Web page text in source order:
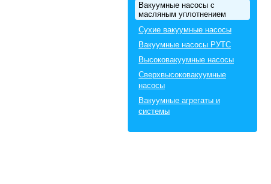
Вакуумные насосы с
масляным уплотнением
Сухие вакуумные насосы
Вакуумные насосы РУТС
Высоковакуумные насосы
Сверхвысоковакуумные
насосы
Вакуумные агрегаты и
системы